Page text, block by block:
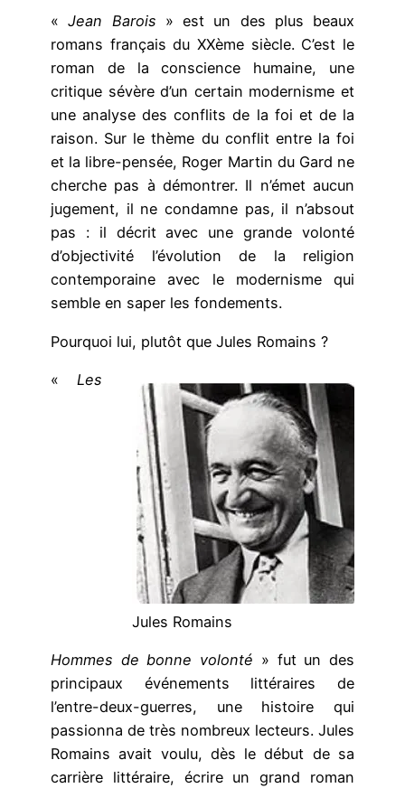
«Jean Barois » est un des plus beaux
romans français du XXème siècle. C’est le
roman de la conscience humaine, une
critique sévère d’un certain modernisme et
une analyse des conflits de la foi et de la
raison. Sur le thème du conflit entre la foi
et la libre-pensée, Roger Martin du Gard ne
cherche pas à démontrer. Il n’émet aucun
jugement, il ne condamne pas, il n’absout
pas : il décrit avec une grande volonté
d’objectivité l’évolution de la religion
contemporaine avec le modernisme qui
semble en saper les fondements.
Pourquoi lui, plutôt que Jules Romains ?
Jules Romains
« Les
Hommes de bonne volonté » fut un des
principaux événements littéraires de
l’entre-deux-guerres, une histoire qui
passionna de très nombreux lecteurs. Jules
Romains avait voulu, dès le début de sa
carrière littéraire, écrire un grand roman